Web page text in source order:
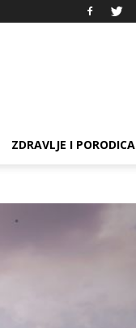
ZDRAVLJE I PORODICA